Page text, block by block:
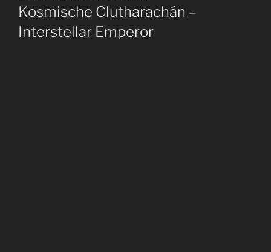
le
Kosmische Clutharachán –
Interstellar Emperor